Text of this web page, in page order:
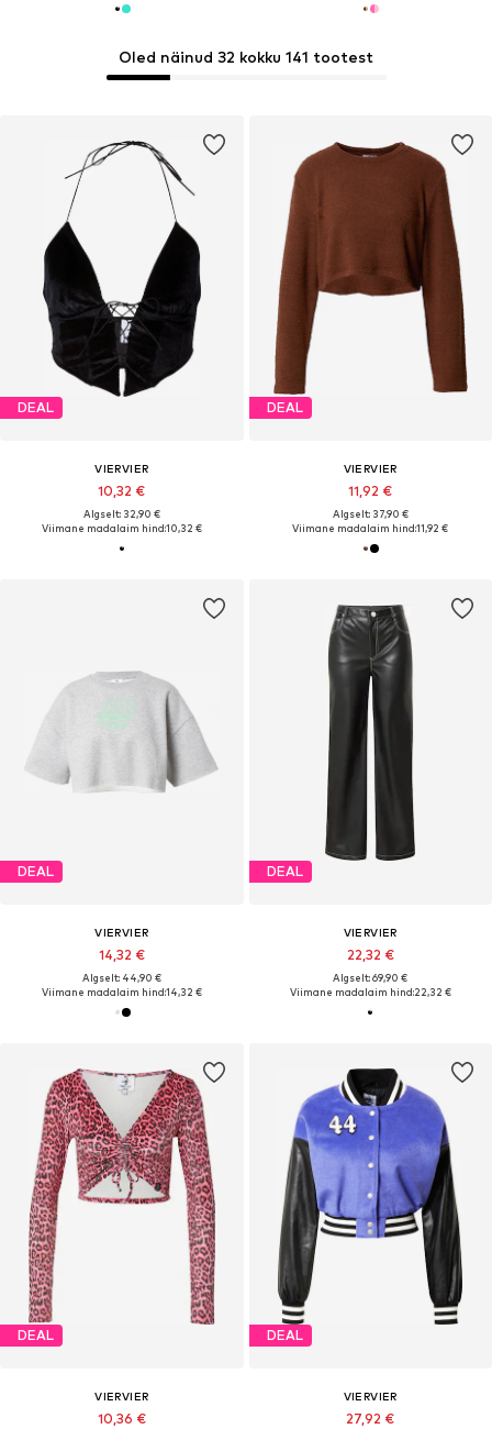
Oled näinud 32 kokku 141 tootest
DEAL
VIERVIER
10,32 €
Algselt: 32,90 €
Viimane madalaim hind:10,32 €
DEAL
VIERVIER
11,92 €
Algselt: 37,90 €
Viimane madalaim hind:11,92 €
DEAL
VIERVIER
14,32 €
Algselt: 44,90 €
Viimane madalaim hind:14,32 €
DEAL
VIERVIER
22,32 €
Algselt: 69,90 €
Viimane madalaim hind:22,32 €
DEAL
VIERVIER
10,36 €
DEAL
VIERVIER
27,92 €